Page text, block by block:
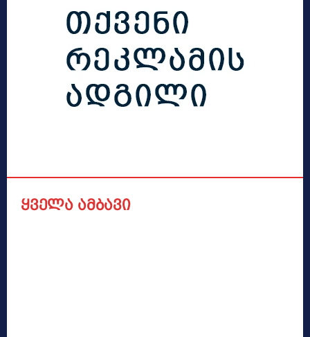
ყველა ამბავი